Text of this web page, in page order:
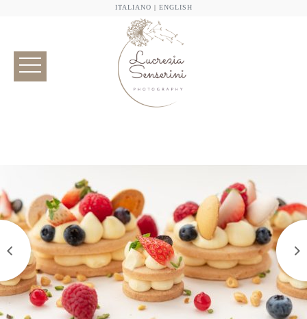
ITALIANO | ENGLISH